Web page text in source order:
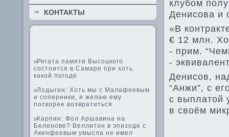
КОНТАКТЫ
Регата памяти Высоцкого
состоится в Самаре при хоть
какой погоде
Лодыгин: Хоть мы с Малафеевым
и соперники, я желаю ему
поскорее возвратиться
Карпин: Фол Аршавина на
Беленове? Веллитон в эпизоде с
Акинфеевым умысла не имел
клубом
Денисова и
«В
€ 12 млн.
- прим.
-
Денисов,
“Анжи”, с
с выплатой
в своём